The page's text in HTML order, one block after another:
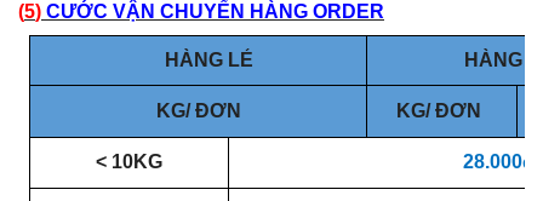
(5) CƯỚC VẬN CHUYỂN HÀNG ORDER
HÀNG LẺ HÀNG
KG/ ĐƠN KG/ ĐƠN
< 10KG